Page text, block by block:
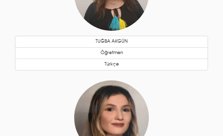
TUĞBA AKGÜN
Öğretmen
Türkçe